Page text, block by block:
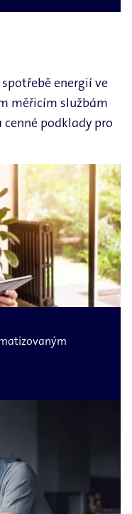
energií ve
měřicím službám
podklady pro